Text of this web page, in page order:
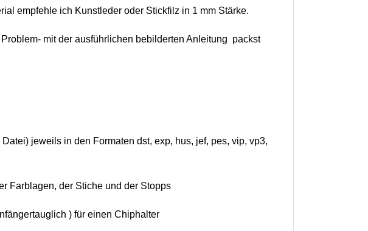
empfehle ich Kunstleder oder Stickfilz in 1 mm Stärke.
mit der ausführlichen bebilderten Anleitung packst
jeweils in den Formaten dst, exp, hus, jef, pes, vip, vp3,
Farblagen, der Stiche und der Stopps
) für einen Chiphalter